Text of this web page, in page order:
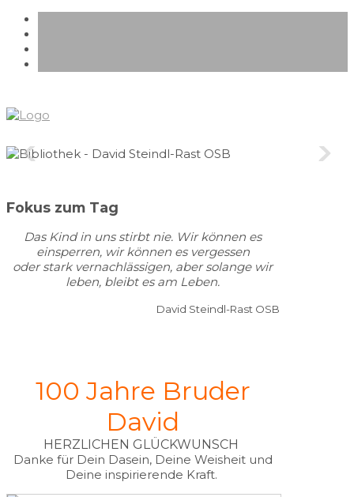
Fokus zum Tag
Das Kind in uns stirbt nie. Wir können es
einsperren, wir können es vergessen
oder stark vernachlässigen, aber solange wir
leben, bleibt es am Leben.
David Steindl-Rast OSB
100 Jahre Bruder
David
HERZLICHEN GLÜCKWUNSCH
Danke für Dein Dasein, Deine Weisheit und
Deine inspirierende Kraft.